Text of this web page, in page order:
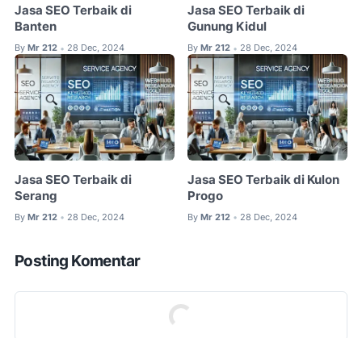
Jasa SEO Terbaik di
Banten
By Mr 212 • 28 Dec, 2024
Jasa SEO Terbaik di
Gunung Kidul
By Mr 212 • 28 Dec, 2024
Jasa SEO Terbaik di
Serang
By Mr 212 • 28 Dec, 2024
Jasa SEO Terbaik di Kulon
Progo
By Mr 212 • 28 Dec, 2024
Posting Komentar